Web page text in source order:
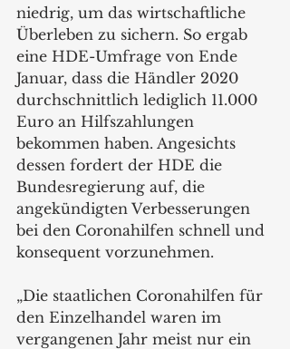
niedrig, um das wirtschaftliche
Überleben zu sichern. So ergab
eine HDE-Umfrage von Ende
Januar, dass die Händler 2020
durchschnittlich lediglich 11.000
Euro an Hilfszahlungen
bekommen haben. Angesichts
dessen fordert der HDE die
Bundesregierung auf, die
angekündigten Verbesserungen
bei den Coronahilfen schnell und
konsequent vorzunehmen.
„Die staatlichen Coronahilfen für
den Einzelhandel waren im
vergangenen Jahr meist nur ein